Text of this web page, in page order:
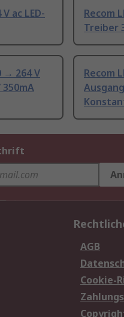
ac LED-
Recom
Treiber
→ 264 V
Recom
AGB
Cookie-